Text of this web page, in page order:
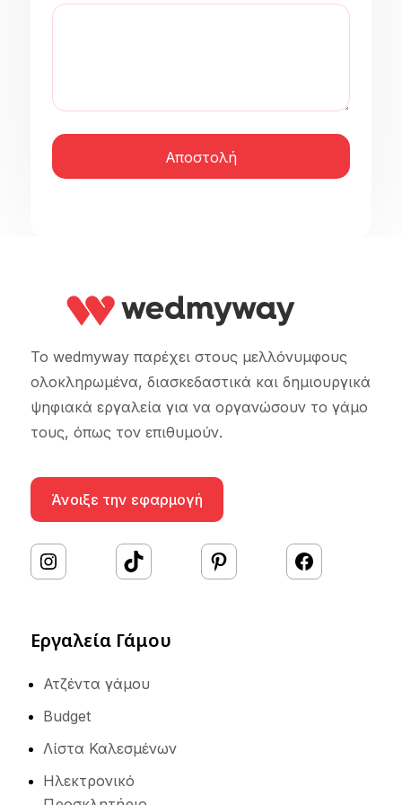
YYYY
Το wedmyway παρέχει στους μελλόνυμφους
ολοκληρωμένα, διασκεδαστικά και δημιουργικά
ψηφιακά εργαλεία για να οργανώσουν το γάμο
τους, όπως τον επιθυμούν.
Άνοιξε την εφαρμογή
# TikTok Pinterest Facebook
Εργαλεία Γάμου
Ατζέντα γάμου
Budget
Λίστα Καλεσμένων
Ηλεκτρονικό